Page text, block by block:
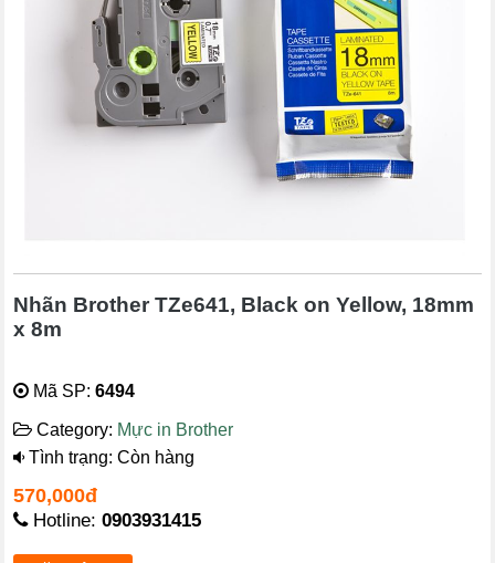
Nhãn Brother TZe641, Black on Yellow, 18mm
x 8m
Mã SP:6494
Category: Mực in Brother
Tình trạng: Còn hàng
570,000đ
Hotline:0903931415